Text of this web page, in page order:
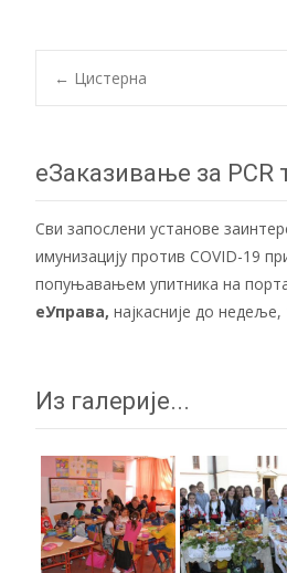
Post
← Цистерна
еЗаказивање за PCR
Сви запослени установе
имунизацију против COVID-19
попуњавањем упитника на
еУправа, најкасније до недеље,
Из галерије...